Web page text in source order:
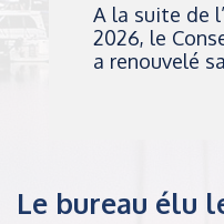
A la suite de
2026, le
a renouvelé
Le bureau élu